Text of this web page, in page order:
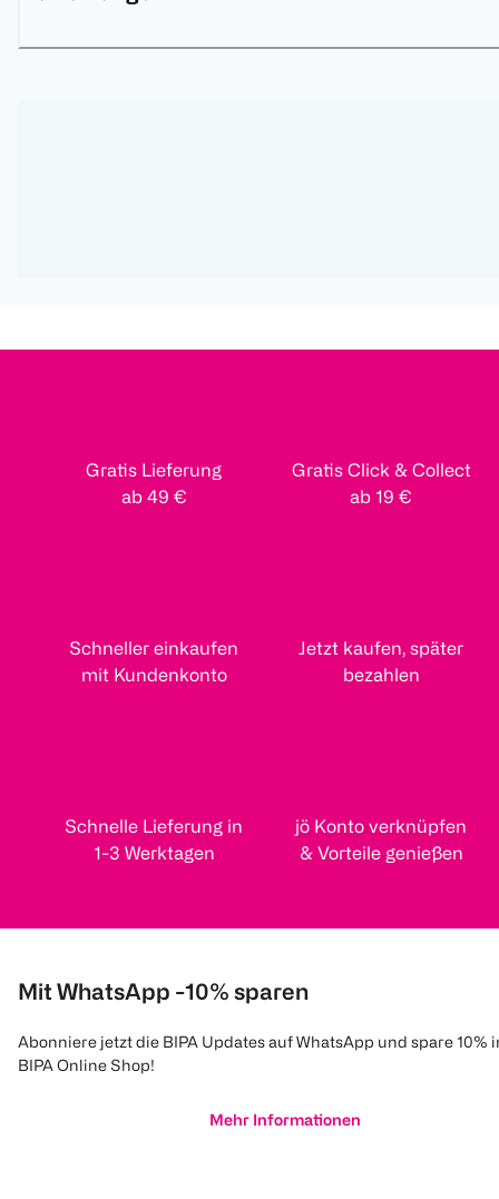
Gratis Lieferung
ab 49 €
Gratis Click & Collect
ab 19 €
Schneller einkaufen
mit Kundenkonto
Jetzt kaufen, später
bezahlen
Schnelle Lieferung in
1-3 Werktagen
jö Konto verknüpfen
& Vorteile genießen
Mit WhatsApp -10% sparen
Abonniere jetzt die BIPA Updates auf WhatsApp und spare 10%
BIPA Online Shop!
Mehr Informationen